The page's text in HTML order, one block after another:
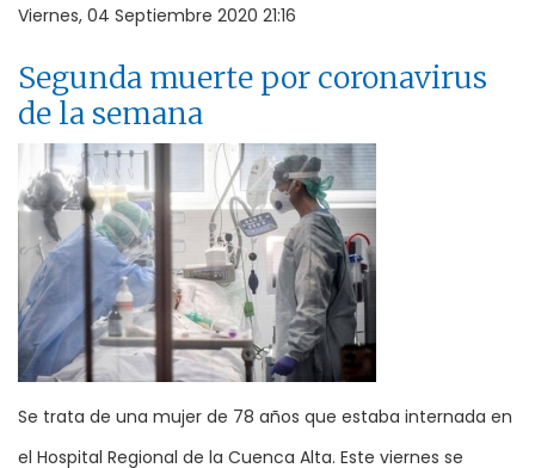
Viernes, 04 Septiembre 2020 21:16
Segunda muerte por coronavirus
de la semana
Se trata de una mujer de 78 años que estaba internada en
el Hospital Regional de la Cuenca Alta. Este viernes se